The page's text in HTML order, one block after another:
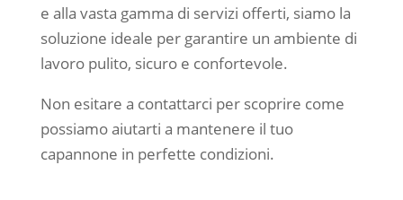
e alla vasta gamma di servizi offerti, siamo la
soluzione ideale per garantire un ambiente di
lavoro pulito, sicuro e confortevole.
Non esitare a contattarci per scoprire come
possiamo aiutarti a mantenere il tuo
capannone in perfette condizioni.